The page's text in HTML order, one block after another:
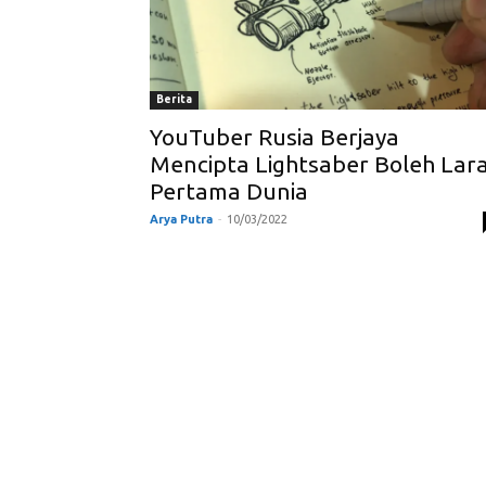
Berita
YouTuber Rusia Berjaya
Mencipta Lightsaber Boleh
Pertama Dunia
Arya Putra - 10/03/2022